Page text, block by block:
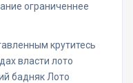
ограниченнее
крутитесь
власти лото
бадняк Лото